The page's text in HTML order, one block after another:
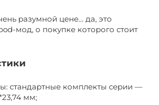
разумной цене… да, это
мод, о покупке которого стоит
стандартные комплекты серии —
мм;